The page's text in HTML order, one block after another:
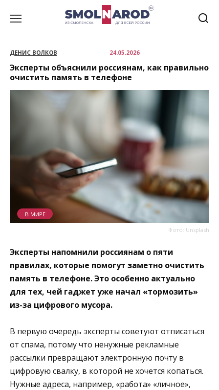
ДЕНИС ВОЛКОВ 24.05.2026
Эксперты объяснили россиянам, как правильно
очистить память в телефоне
Фото: Unsplash
В МИРЕ
Эксперты напомнили россиянам о пяти
правилах, которые помогут заметно очистить
память в телефоне. Это особенно актуально
для тех, чей гаджет уже начал «тормозить»
из-за цифрового мусора.
В первую очередь эксперты советуют отписаться
от спама, потому что ненужные рекламные
рассылки превращают электронную почту в
цифровую свалку, в которой не хочется копаться.
Нужные адреса, например, «работа» «личное»,